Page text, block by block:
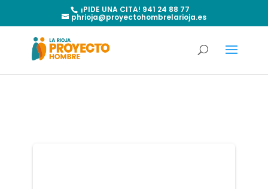
¡PIDE UNA CITA! 941 24 88 77
phrioja@proyectohombrelarioja.es